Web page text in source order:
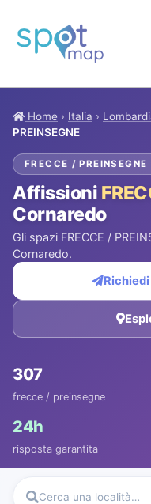
Home › Italia ›
PREINSEGNE
FRECCE / PREINSEGNE
Affissioni
Cornaredo
Gli spazi FRECCE /
Cornaredo.
307
frecce / preinsegne
24h
risposta garantita
Cerca una località…